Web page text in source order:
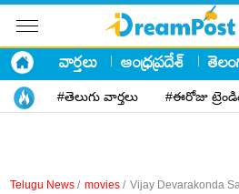
వార్తలు ఆంధ్రప్రదేశ్
#తెలుగు వార్తలు #ఈరోజు
Telugu News / movies / Vijay Devarakonda